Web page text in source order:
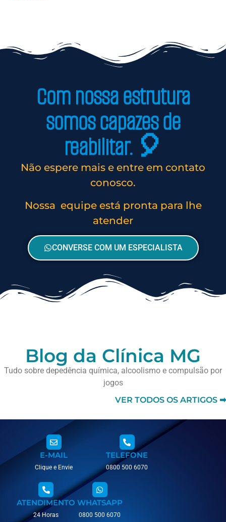
Com nossa estrutura
somos capazes de
reabilitar. 🎈
Não espere mais e entre em contato
conosco.
Nossa equipe está pronta para lhe
atender
CONVERSE COM UM ESPECIALISTA
Blog da Clínica MG
Tudo sobre depedência química, alcoolismo e compulsão por
jogos
VER TODOS OS ARTIGOS ➡
E-MAIL
Clique e Envie
TELEFONE
0800 500 6070
ATENDIMENTO
24 Horas
WHATSAPP
0800 500 6070